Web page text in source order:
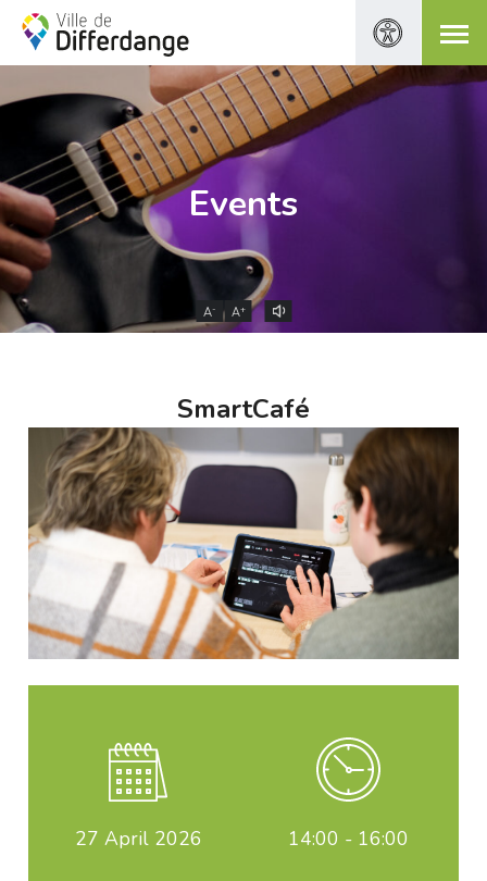
Events
A- A+
SmartCafé
27 April 2026 14:00 - 16:00